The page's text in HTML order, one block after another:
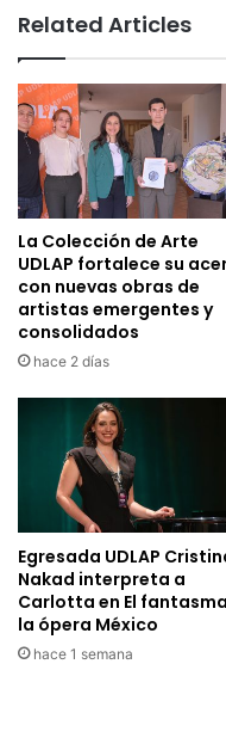
Related Articles
La Colección de Arte
UDLAP fortalece su
con nuevas obras de
artistas emergentes y
consolidados
hace 2 días
Egresada UDLAP
Nakad interpreta a
Carlotta en El
la ópera México
hace 1 semana